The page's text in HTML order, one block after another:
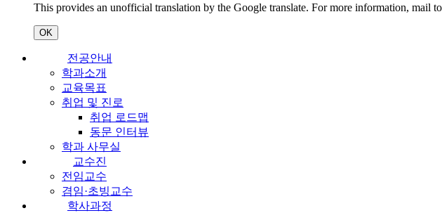
This provides an unofficial translation by the Google translate. For more information, mail to
OK
전공안내
학과소개
교육목표
취업 및 진로
취업 로드맵
동문 인터뷰
학과 사무실
교수진
전임교수
겸임·초빙교수
학사과정